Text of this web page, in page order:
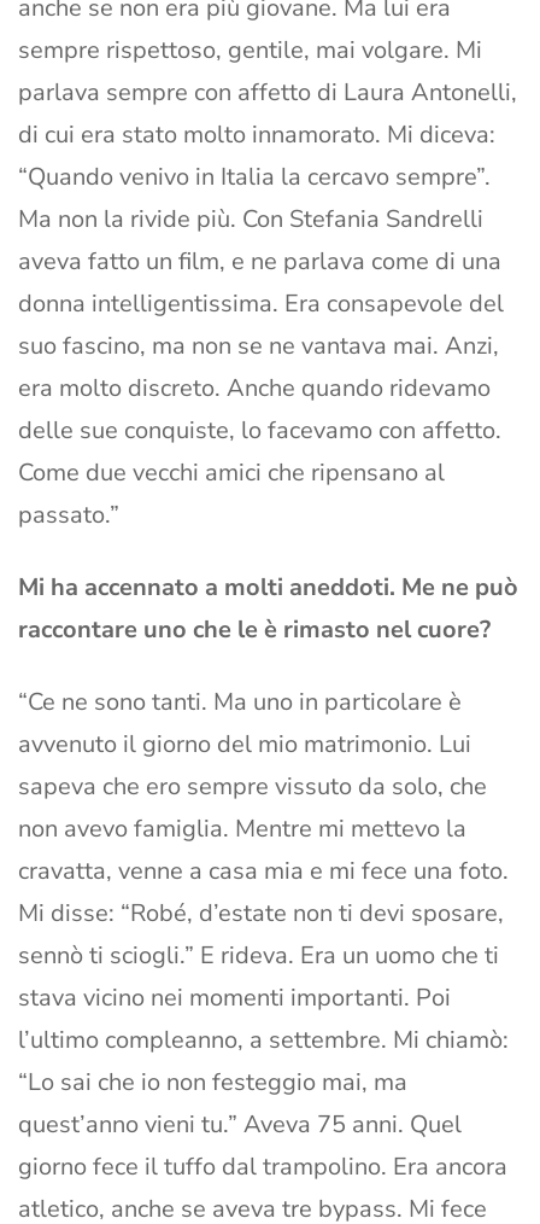
anche se non era più giovane. Ma lui era
sempre rispettoso, gentile, mai volgare. Mi
parlava sempre con affetto di Laura Antonelli,
di cui era stato molto innamorato. Mi diceva:
“Quando venivo in Italia la cercavo sempre”.
Ma non la rivide più. Con Stefania Sandrelli
aveva fatto un film, e ne parlava come di una
donna intelligentissima. Era consapevole del
suo fascino, ma non se ne vantava mai. Anzi,
era molto discreto. Anche quando ridevamo
delle sue conquiste, lo facevamo con affetto.
Come due vecchi amici che ripensano al
passato.”
Mi ha accennato a molti aneddoti. Me ne può
raccontare uno che le è rimasto nel cuore?
“Ce ne sono tanti. Ma uno in particolare è
avvenuto il giorno del mio matrimonio. Lui
sapeva che ero sempre vissuto da solo, che
non avevo famiglia. Mentre mi mettevo la
cravatta, venne a casa mia e mi fece una foto.
Mi disse: “Robé, d’estate non ti devi sposare,
sennò ti sciogli.” E rideva. Era un uomo che ti
stava vicino nei momenti importanti. Poi
l’ultimo compleanno, a settembre. Mi chiamò:
“Lo sai che io non festeggio mai, ma
quest’anno vieni tu.” Aveva 75 anni. Quel
giorno fece il tuffo dal trampolino. Era ancora
atletico, anche se aveva tre bypass. Mi fece